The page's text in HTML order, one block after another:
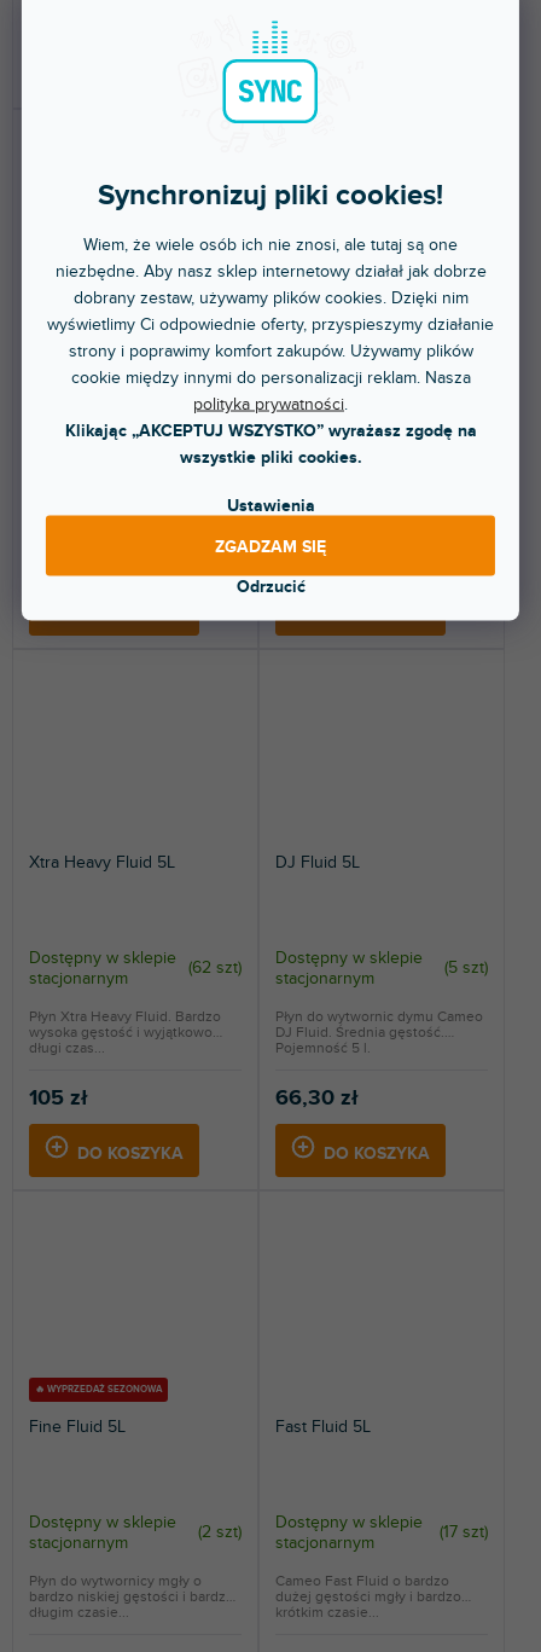
Synchronizuj pliki cookies!
Wiem, że wiele osób ich nie znosi, ale tutaj są one
niezbędne. Aby nasz sklep internetowy działał jak dobrze
dobrany zestaw, używamy plików cookies. Dzięki nim
wyświetlimy Ci odpowiednie oferty, przyspieszymy działanie
strony i poprawimy komfort zakupów. Używamy plików
cookie między innymi do personalizacji reklam. Nasza
polityka prywatności.
Klikając „AKCEPTUJ WSZYSTKO” wyrażasz zgodę na
wszystkie pliki cookies.
Ustawienia
Odrzucić
ZGADZAM SIĘ
26,10 zł
Xtra Heavy Fluid 10L
stacjonarnym
(4 szt)
Bubble Fluid 5L
Dostępny w sklepie
stacjonarnym
(5 szt
145 zł
l.
Xtra Heavy Fluid 5L
Dostępny w sklepie
stacjonarnym
(62 szt)
105 zł
DO KOSZYKA
Płyn Xtra Heavy Fluid. Bardzo
wysoka gęstość i wyjątkowo
długi czas...
DJ Fluid 5L
Dostępny w sklepie
stacjonarnym
(5 szt)
66,30 zł
DO KOSZYKA
Płyn do wytwornic dymu Cameo
DJ Fluid. Średnia gęstość.
Pojemność 5 l.
🔥 WYPRZEDAŻ SEZONOWA
Fine Fluid 5L
Dostępny w sklepie
stacjonarnym
(2 szt)
Płyn do wytwornicy mgły o
bardzo niskiej gęstości i bardzo
długim czasie...
Fast Fluid 5L
Dostępny w sklepie
stacjonarnym
(17 szt)
Cameo Fast Fluid o bardzo
dużej gęstości mgły i bardzo
krótkim czasie...